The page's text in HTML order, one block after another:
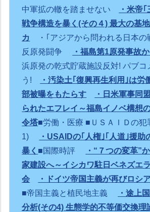
中軍拡の轍を踏ませない
・米帝
戦争構造を暴く(その４) 最大の基
カ
・｢アジアから問われる日本の
反原発闘争
・福島第1原発事故
浜原発の乾式貯蔵施設反対! パブコ
う!
・汚染土｢復興再生利用｣は労
部被曝をもたらす
・日米軍事同
られたエフレイ～福島イノベ構想
令塔■労働・医療 ■ＵＳＡＩＤの犯
1)
・USAIDの｢人権｣｢人道｣援助
暴く ■国際時評
・“７つの変革”
家建設へ～イシカワ駐日ベネズエ
会
・ドイツ帝国主義が再びロシ
■帝国主義と植民地主義
・途上
分析(その4) 生態学的不等価交換理